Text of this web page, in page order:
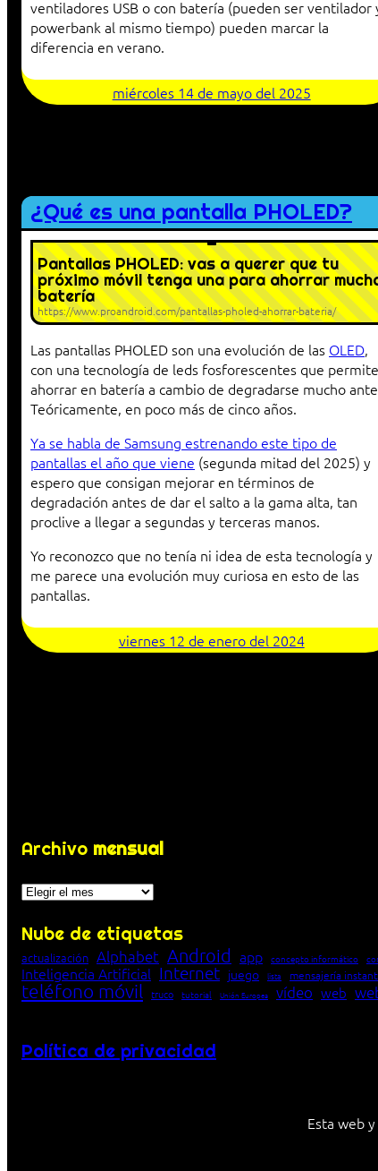
ventiladores USB o con batería (pueden ser ventilador
powerbank al mismo tiempo) pueden marcar la
diferencia en verano.
miércoles 14 de mayo del 2025
¿Qué es una pantalla PHOLED?
Pantallas PHOLED: vas a querer que tu
próximo móvil tenga una para ahorrar
batería
https://www.proandroid.com/pantallas-pholed-ahorrar-bateria/
Las pantallas PHOLED son una evolución de las OLED,
con una tecnología de leds fosforescentes que
ahorrar en batería a cambio de degradarse mucho
Teóricamente, en poco más de cinco años.
Ya se habla de Samsung estrenando este tipo de
pantallas el año que viene (segunda mitad del 2025) y
espero que consigan mejorar en términos de
degradación antes de dar el salto a la gama alta, tan
proclive a llegar a segundas y terceras manos.
Yo reconozco que no tenía ni idea de esta tecnología y
me parece una evolución muy curiosa en esto de las
pantallas.
viernes 12 de enero del 2024
Archivo mensual
Archivos
Nube de etiquetas
actualización Alphabet Android app concepto informático
Inteligencia Artificial Internet juego lista mensajería
teléfono móvil truco tutorial Unión Europea vídeo web
Política de privacidad
Esta web